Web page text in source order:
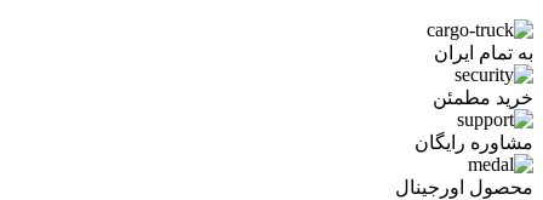
به تمام ایران
خرید مطمئن
مشاوره رایگان
محصول اورجینال